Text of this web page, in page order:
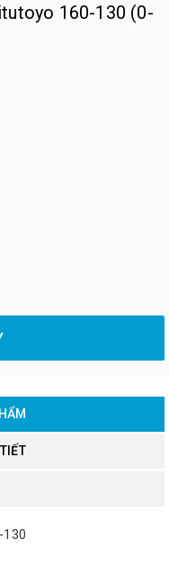
160-130 (0-
130